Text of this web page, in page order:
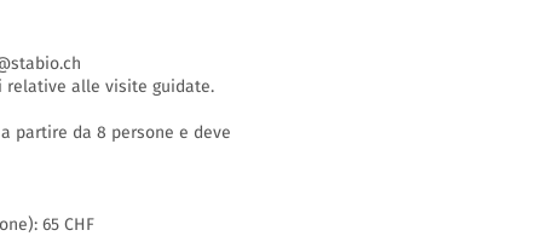
alle visite guidate.
partire da 8 persone e deve
65 CHF